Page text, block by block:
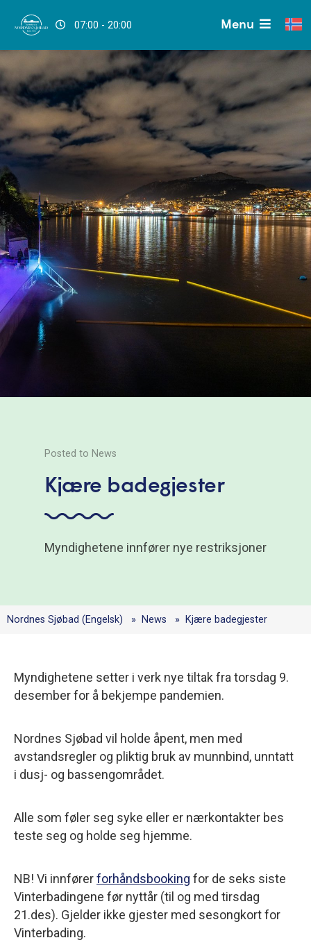
07:00 - 20:00 Menu
Posted to News
Kjære badegjester
Myndighetene innfører nye restriksjoner
Nordnes Sjøbad (Engelsk) News Kjære badegjester
Myndighetene setter i verk nye tiltak fra torsdag 9.
desember for å bekjempe pandemien.
Nordnes Sjøbad vil holde åpent, men med
avstandsregler og pliktig bruk av munnbind, unntatt
i dusj- og bassengområdet.
Alle som føler seg syke eller er nærkontakter bes
teste seg og holde seg hjemme.
NB! Vi innførerforhåndsbooking for de seks siste
Vinterbadingene før nyttår (til og med tirsdag
21.des). Gjelder ikke gjester med sesongkort for
Vinterbading.